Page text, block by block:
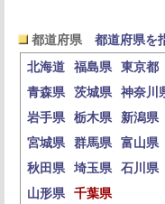
都道府県
都道府県を
北海道
福島県 東京都
青森県
茨城県 神奈川
岩手県
栃木県 新潟県
宮城県
群馬県 富山県
秋田県
埼玉県 石川県
山形県
千葉県